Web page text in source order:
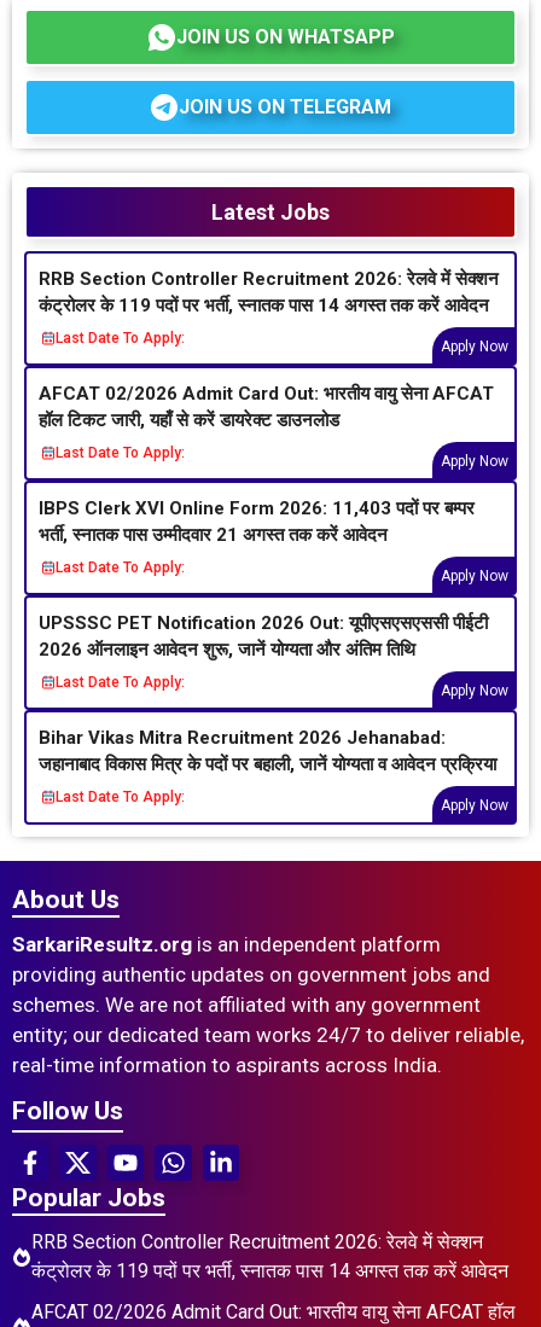
JOIN US ON WHATSAPP
JOIN US ON TELEGRAM
Latest Jobs
RRB Section Controller Recruitment 2026: रेलवे में सेक्शन
कंट्रोलर के 119 पदों पर भर्ती, स्नातक पास 14 अगस्त तक करें आवेदन
Last Date To Apply:
Apply Now
AFCAT 02/2026 Admit Card Out: भारतीय वायु सेना AFCAT
हॉल टिकट जारी, यहाँ से करें डायरेक्ट डाउनलोड
Last Date To Apply:
Apply Now
IBPS Clerk XVI Online Form 2026: 11,403 पदों पर बम्पर
भर्ती, स्नातक पास उम्मीदवार 21 अगस्त तक करें आवेदन
Last Date To Apply:
Apply Now
UPSSSC PET Notification 2026 Out: यूपीएसएसएससी पीईटी
2026 ऑनलाइन आवेदन शुरू, जानें योग्यता और अंतिम तिथि
Last Date To Apply:
Apply Now
Bihar Vikas Mitra Recruitment 2026 Jehanabad:
जहानाबाद विकास मित्र के पदों पर बहाली, जानें योग्यता व आवेदन प्रक्रिया
Last Date To Apply:
Apply Now
About Us
SarkariResultz.org is an independent platform
providing authentic updates on government jobs and
schemes. We are not affiliated with any government
entity; our dedicated team works 24/7 to deliver reliable,
real-time information to aspirants across India.
Follow Us
Popular Jobs
RRB Section Controller Recruitment 2026: रेलवे में सेक्शन
कंट्रोलर के 119 पदों पर भर्ती, स्नातक पास 14 अगस्त तक करें आवेदन
AFCAT 02/2026 Admit Card Out: भारतीय वायु सेना AFCAT हॉल